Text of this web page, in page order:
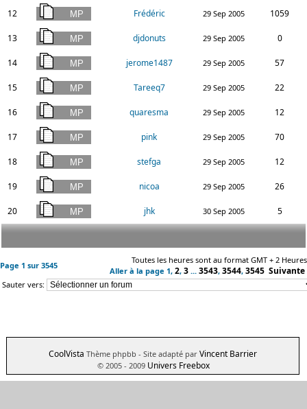
12 Frédéric 29 Sep 2005 1059
13 djdonuts 29 Sep 2005 0
14 jerome1487 29 Sep 2005 57
15 Tareeq7 29 Sep 2005 22
16 quaresma 29 Sep 2005 12
17 pink 29 Sep 2005 70
18 stefga 29 Sep 2005 12
19 nicoa 29 Sep 2005 26
20 jhk 30 Sep 2005 5
Page 1 sur 3545
Toutes les heures sont au format GMT + 2 Heures
Aller à la page 1, 2, 3 ... 3543, 3544, 3545 Suivante
Sauter vers:
CoolVista Thème phpbb - Site adapté par Vincent Barrier
© 2005 - 2009 Univers Freebox